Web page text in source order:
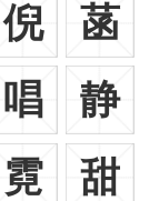
倪
菡
唱
静
霓
甜